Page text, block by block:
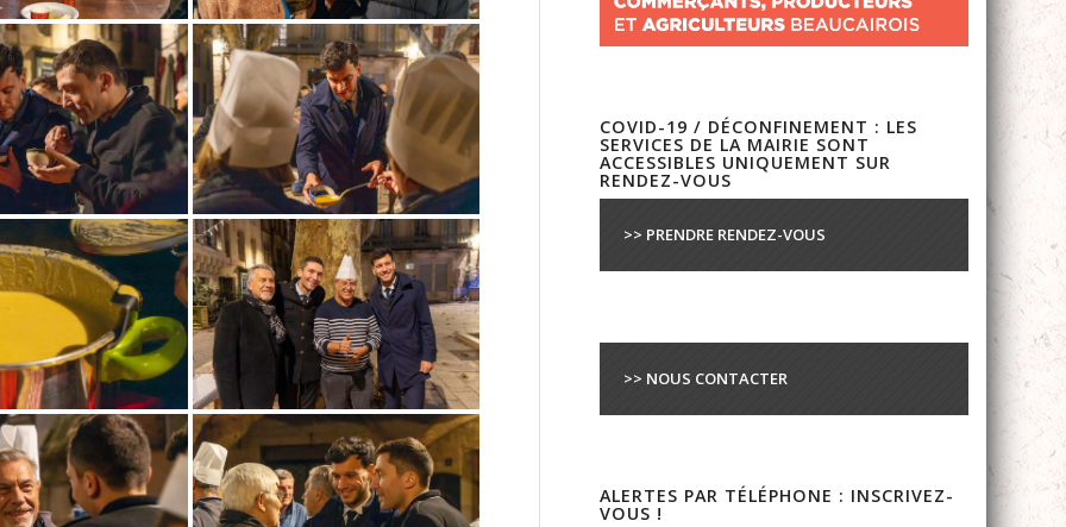
COVID-19 / DÉCONFINEMENT : LES
SERVICES DE LA MAIRIE SONT
ACCESSIBLES UNIQUEMENT SUR
RENDEZ-VOUS
>> PRENDRE RENDEZ-VOUS
>> NOUS CONTACTER
ALERTES PAR TÉLÉPHONE : INSCRIVEZ-
VOUS !